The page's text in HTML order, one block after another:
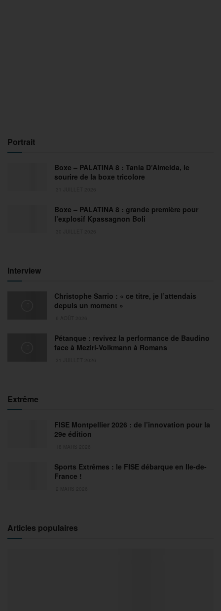
Portrait
Boxe – PALATINA 8 : Tania D’Almeida, le
sourire de la boxe tricolore
Boxe – PALATINA 8 : grande première pour
l’explosif Kpassagnon Boli
Interview
Christophe Sarrio : « ce titre, je l’attendais
depuis un moment »
Pétanque : revivez la performance de Baudino
face à Meziri-Volkmann à Romans
Extrême
FISE Montpellier 2026 : de l’innovation pour la
29e édition
Sports Extrêmes : le FISE débarque en Ile-de-
France !
Articles populaires